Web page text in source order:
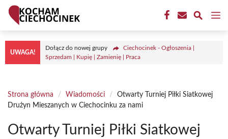
Przejdź
treści
UWAGA!
Dołącz do nowej grupy
Ciechocinek - Ogłoszenia |
Sprzedam | Kupię | Zamienię | Praca
Strona główna / Wiadomości /
Otwarty Turniej Piłki Siatkowej
Drużyn Mieszanych w Ciechocinku za nami
Otwarty Turniej Piłki Siatkowej